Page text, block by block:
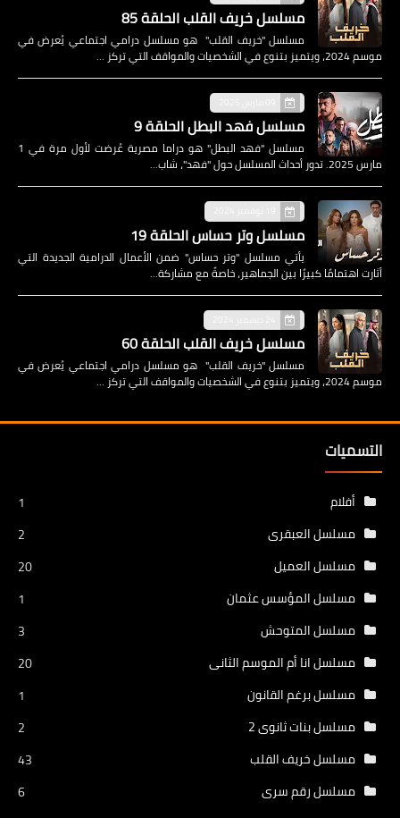
مسلسل خريف القلب الحلقة 85
مسلسل "خريف القلب" هو مسلسل درامي اجتماعي يُعرض في
موسم 2024، ويتميز بتنوع في الشخصيات والمواقف التي تركز …
مسلسل فهد البطل الحلقة 9
مسلسل "فهد البطل" هو دراما مصرية عُرضت لأول مرة في 1
مارس 2025. تدور أحداث المسلسل حول "فهد"، شاب…
مسلسل وتر حساس الحلقة 19
يأتي مسلسل "وتر حساس" ضمن الأعمال الدرامية الجديدة التي
أثارت اهتمامًا كبيرًا بين الجماهير، خاصةً مع مشاركة…
مسلسل خريف القلب الحلقة 60
مسلسل "خريف القلب" هو مسلسل درامي اجتماعي يُعرض في
موسم 2024، ويتميز بتنوع في الشخصيات والمواقف التي تركز …
التسميات
أفلام
1
مسلسل العبقرى
2
مسلسل العميل
20
مسلسل المؤسس عثمان
1
مسلسل المتوحش
3
مسلسل انا أم الموسم الثانى
20
مسلسل برغم القانون
1
مسلسل بنات ثانوى 2
2
مسلسل خريف القلب
43
مسلسل رقم سرى
6